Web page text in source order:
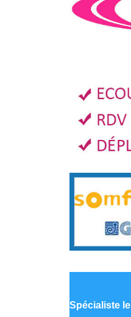
Spécialiste le